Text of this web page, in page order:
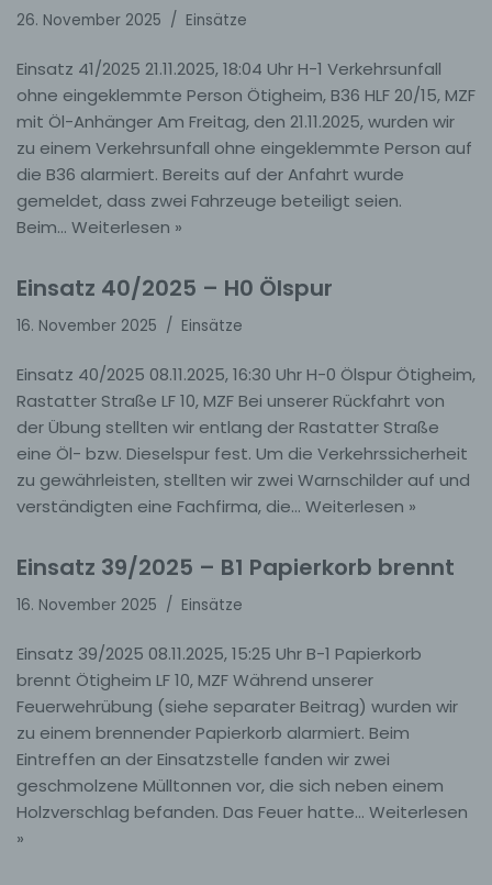
26. November 2025 Einsätze
Einsatz 41/2025 21.11.2025, 18:04 Uhr H-1 Verkehrsunfall
ohne eingeklemmte Person Ötigheim, B36 HLF 20/15, MZF
mit Öl-Anhänger Am Freitag, den 21.11.2025, wurden wir
zu einem Verkehrsunfall ohne eingeklemmte Person auf
die B36 alarmiert. Bereits auf der Anfahrt wurde
gemeldet, dass zwei Fahrzeuge beteiligt seien.
Beim… Weiterlesen »
Einsatz 40/2025 – H0 Ölspur
16. November 2025 Einsätze
Einsatz 40/2025 08.11.2025, 16:30 Uhr H-0 Ölspur Ötigheim,
Rastatter Straße LF 10, MZF Bei unserer Rückfahrt von
der Übung stellten wir entlang der Rastatter Straße
eine Öl- bzw. Dieselspur fest. Um die Verkehrssicherheit
zu gewährleisten, stellten wir zwei Warnschilder auf und
verständigten eine Fachfirma, die… Weiterlesen »
Einsatz 39/2025 – B1 Papierkorb brennt
16. November 2025 Einsätze
Einsatz 39/2025 08.11.2025, 15:25 Uhr B-1 Papierkorb
brennt Ötigheim LF 10, MZF Während unserer
Feuerwehrübung (siehe separater Beitrag) wurden wir
zu einem brennender Papierkorb alarmiert. Beim
Eintreffen an der Einsatzstelle fanden wir zwei
geschmolzene Mülltonnen vor, die sich neben einem
Holzverschlag befanden. Das Feuer hatte… Weiterlesen
»